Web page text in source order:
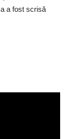
a fost scrisă